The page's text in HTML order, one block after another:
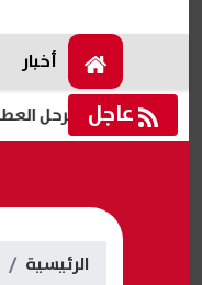
أخبار
عاجل
الرئيسية